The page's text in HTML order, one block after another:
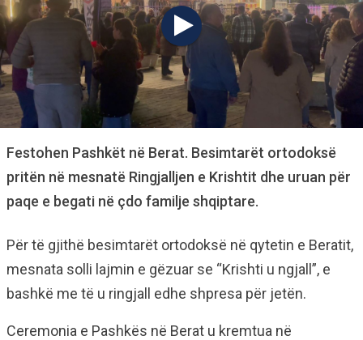
Festohen Pashkët në Berat. Besimtarët ortodoksë
pritën në mesnatë Ringjalljen e Krishtit dhe uruan për
paqe e begati në çdo familje shqiptare.
Për të gjithë besimtarët ortodoksë në qytetin e Beratit,
mesnata solli lajmin e gëzuar se “Krishti u ngjall”, e
bashkë me të u ringjall edhe shpresa për jetën.
Ceremonia e Pashkës në Berat u kremtua në